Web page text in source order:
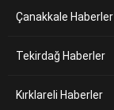
Çanakkale Haberler
Tekirdağ Haberler
Kırklareli Haberler